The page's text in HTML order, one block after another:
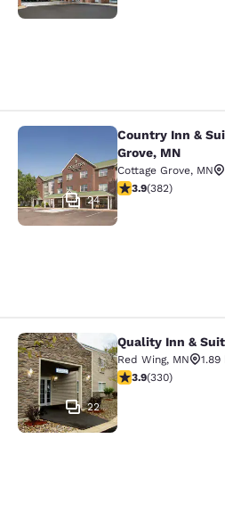
Country Inn &
24
Country Inn &
Grove, MN
Cottage Grove, MN
3.9 étoiles. Bien. 382
3.9(382)
Quality Inn & Suites
22
Quality Inn &
Red Wing, MN
1.89
3.94 étoiles. Bien.
3.9(330)